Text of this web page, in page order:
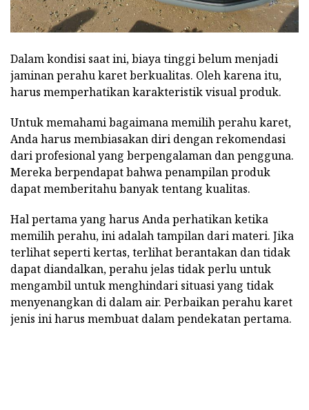
Dalam kondisi saat ini, biaya tinggi belum menjadi
jaminan perahu karet berkualitas. Oleh karena itu,
harus memperhatikan karakteristik visual produk.
Untuk memahami bagaimana memilih perahu karet,
Anda harus membiasakan diri dengan rekomendasi
dari profesional yang berpengalaman dan pengguna.
Mereka berpendapat bahwa penampilan produk
dapat memberitahu banyak tentang kualitas.
Hal pertama yang harus Anda perhatikan ketika
memilih perahu, ini adalah tampilan dari materi. Jika
terlihat seperti kertas, terlihat berantakan dan tidak
dapat diandalkan, perahu jelas tidak perlu untuk
mengambil untuk menghindari situasi yang tidak
menyenangkan di dalam air. Perbaikan perahu karet
jenis ini harus membuat dalam pendekatan pertama.